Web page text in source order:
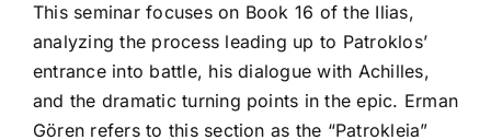
This seminar focuses on Book 16 of the Ilias,
analyzing the process leading up to Patroklos’
entrance into battle, his dialogue with Achilles,
and the dramatic turning points in the epic. Erman
Gören refers to this section as the “Patrokleia”